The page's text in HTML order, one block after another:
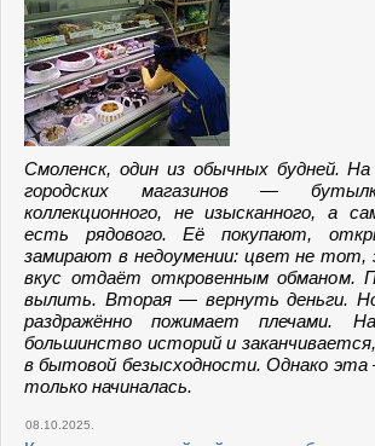
Смоленск, один из обычных будней. На
городских магазинов —
коллекционного, не изысканного, а
есть рядового. Её покупают,
замирают в недоумении: цвет не тот,
вкус отдаёт откровенным обманом.
вылить. Вторая — вернуть деньги.
раздражённо пожимает плечами.
большинство историй и
в бытовой безысходности. Однако
только начиналась.
08.10.2025.